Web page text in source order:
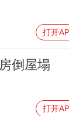
奋进开
打开
倒屋塌
打开